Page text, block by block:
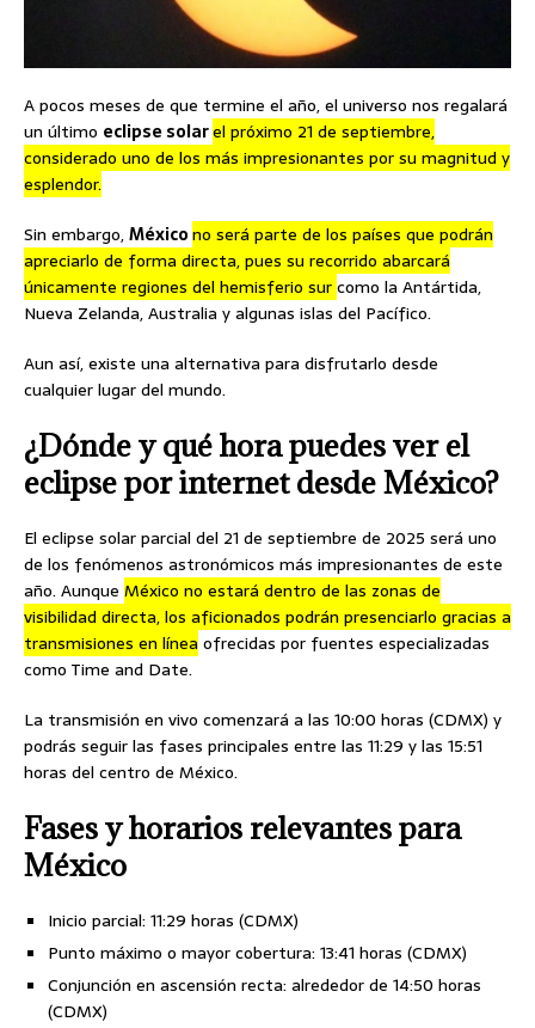
A pocos meses de que termine el año, el universo nos regalará
un último eclipse solarel próximo 21 de septiembre,
considerado uno de los más impresionantes por su magnitud y
esplendor.
Sin embargo,Méxicono será parte de los países que podrán
apreciarlo de forma directa, pues su recorrido abarcará
únicamente regiones del hemisferio surcomo la Antártida,
Nueva Zelanda, Australia y algunas islas del Pacífico.
Aun así, existe una alternativa para disfrutarlo desde
cualquier lugar del mundo.
¿Dónde y qué hora puedes ver el
eclipse por internet desde México?
El eclipse solar parcial del 21 de septiembre de 2025 será uno
de los fenómenos astronómicos más impresionantes de este
año. Aunque México no estará dentro de las zonas de
visibilidad directa, los aficionados podrán presenciarlo gracias a
transmisiones en línea ofrecidas por fuentes especializadas
como Time and Date.
La transmisión en vivo comenzará a las 10:00 horas (CDMX) y
podrás seguir las fases principales entre las 11:29 y las 15:51
horas del centro de México.
Fases y horarios relevantes para
México
Inicio parcial: 11:29 horas (CDMX)
Punto máximo o mayor cobertura: 13:41 horas (CDMX)
Conjunción en ascensión recta: alrededor de 14:50 horas
(CDMX)